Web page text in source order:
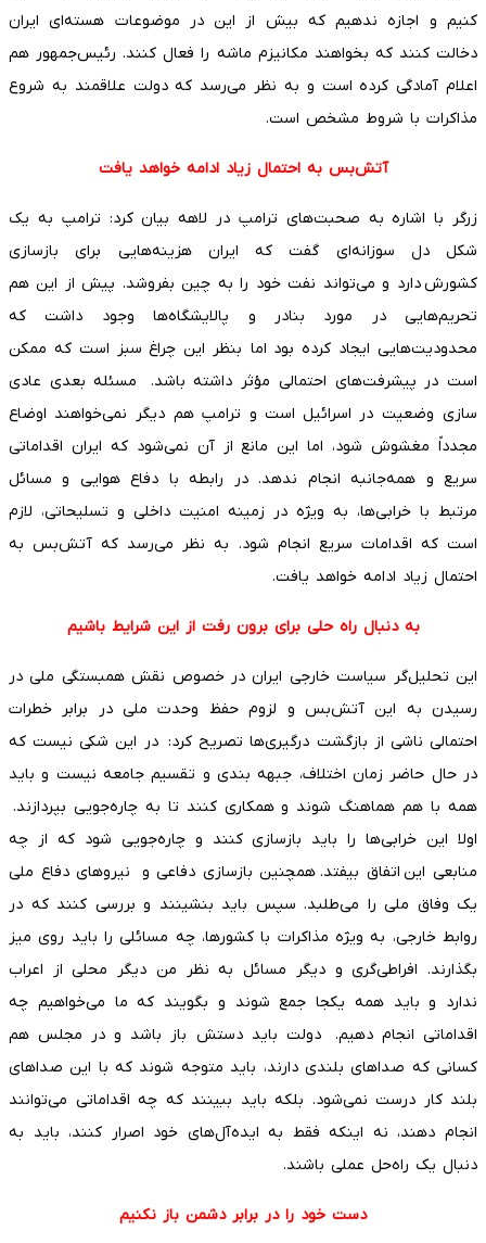
کنیم و اجازه ندهیم که بیش از این در موضوعات هسته‌ای ایران
دخالت کنند که بخواهند مکانیزم ماشه را فعال کنند. رئیس‌جمهور هم
اعلام آمادگی کرده است و به نظر می‌رسد که دولت علاقمند به شروع
مذاکرات با شروط مشخص است.
آتش‌بس به احتمال زیاد ادامه خواهد یافت
زرگر با اشاره به صحبت‌های ترامپ در لاهه بیان کرد: ترامپ به یک
شکل دل سوزانه‌ای گفت که ایران هزینه‌هایی برای بازسازی
کشورش دارد و می‌تواند نفت خود را به چین بفروشد. پیش از این هم
تحریم‌هایی در مورد بنادر و پالایشگاه‌ها وجود داشت که
محدودیت‌هایی ایجاد کرده بود اما بنظر این چراغ سبز است که ممکن
است در پیشرفت‌های احتمالی مؤثر داشته باشد. مسئله بعدی عادی
سازی وضعیت در اسرائیل است و ترامپ هم دیگر نمی‌خواهند اوضاع
مجدداً مغشوش شود، اما این مانع از آن نمی‌شود که ایران اقداماتی
سریع و همه‌جانبه انجام ندهد. در رابطه با دفاع هوایی و مسائل
مرتبط با خرابی‌ها، به ویژه در زمینه امنیت داخلی و تسلیحاتی، لازم
است که اقدامات سریع انجام شود. به نظر می‌رسد که آتش‌بس به
احتمال زیاد ادامه خواهد یافت.
به دنبال راه حلی برای برون رفت از این شرایط باشیم
این تحلیل‌گر سیاست خارجی ایران در خصوص نقش همبستگی ملی در
رسیدن به این آتش‌بس و لزوم حفظ وحدت ملی در برابر خطرات
احتمالی ناشی از بازگشت درگیری‌ها تصریح کرد: در این شکی نیست که
در حال حاضر زمان اختلاف، جبهه بندی و تقسیم جامعه نیست و باید
همه با هم هماهنگ شوند و همکاری کنند تا به چاره‌جویی بپردازند.
اولا این خرابی‌ها را باید بازسازی کنند و چاره‌جویی شود که از چه
منابعی این اتفاق بیفتد. همچنین بازسازی دفاعی و نیروهای دفاع ملی
یک وفاق ملی را می‌طلبد. سپس باید بنشینند و بررسی کنند که در
روابط خارجی، به ویژه مذاکرات با کشورها، چه مسائلی را باید روی میز
بگذارند. افراطی‌گری و دیگر مسائل به نظر من دیگر محلی از اعراب
ندارد و باید همه یکجا جمع شوند و بگویند که ما می‌خواهیم چه
اقداماتی انجام دهیم. دولت باید دستش باز باشد و در مجلس هم
کسانی که صداهای بلندی دارند، باید متوجه شوند که با این صداهای
بلند کار درست نمی‌شود. بلکه باید ببینند که چه اقداماتی می‌توانند
انجام دهند، نه اینکه فقط به ایده‌آل‌های خود اصرار کنند، باید به
دنبال یک راه‌حل عملی باشند.
دست خود را در برابر دشمن باز نکنیم